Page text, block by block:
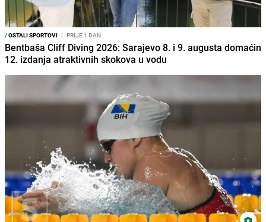
/OSTALI SPORTOVI I PRIJE 1 DAN
Bentbaša Cliff Diving 2026: Sarajevo 8. i 9. augusta domaćin
12. izdanja atraktivnih skokova u vodu